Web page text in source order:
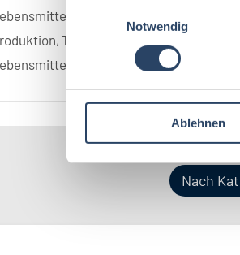
n
g
Notwendig
Ablehnen
Technik
2
Nach